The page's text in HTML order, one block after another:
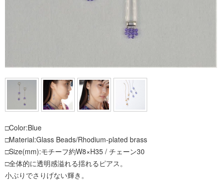
□Color:Blue
□Material:Glass Beads/Rhodium-plated brass
□Size(mm):モチーフ約W8×H35 / チェーン30
□全体的に透明感溢れる揺れるピアス。
小ぶりでさりげない輝き。